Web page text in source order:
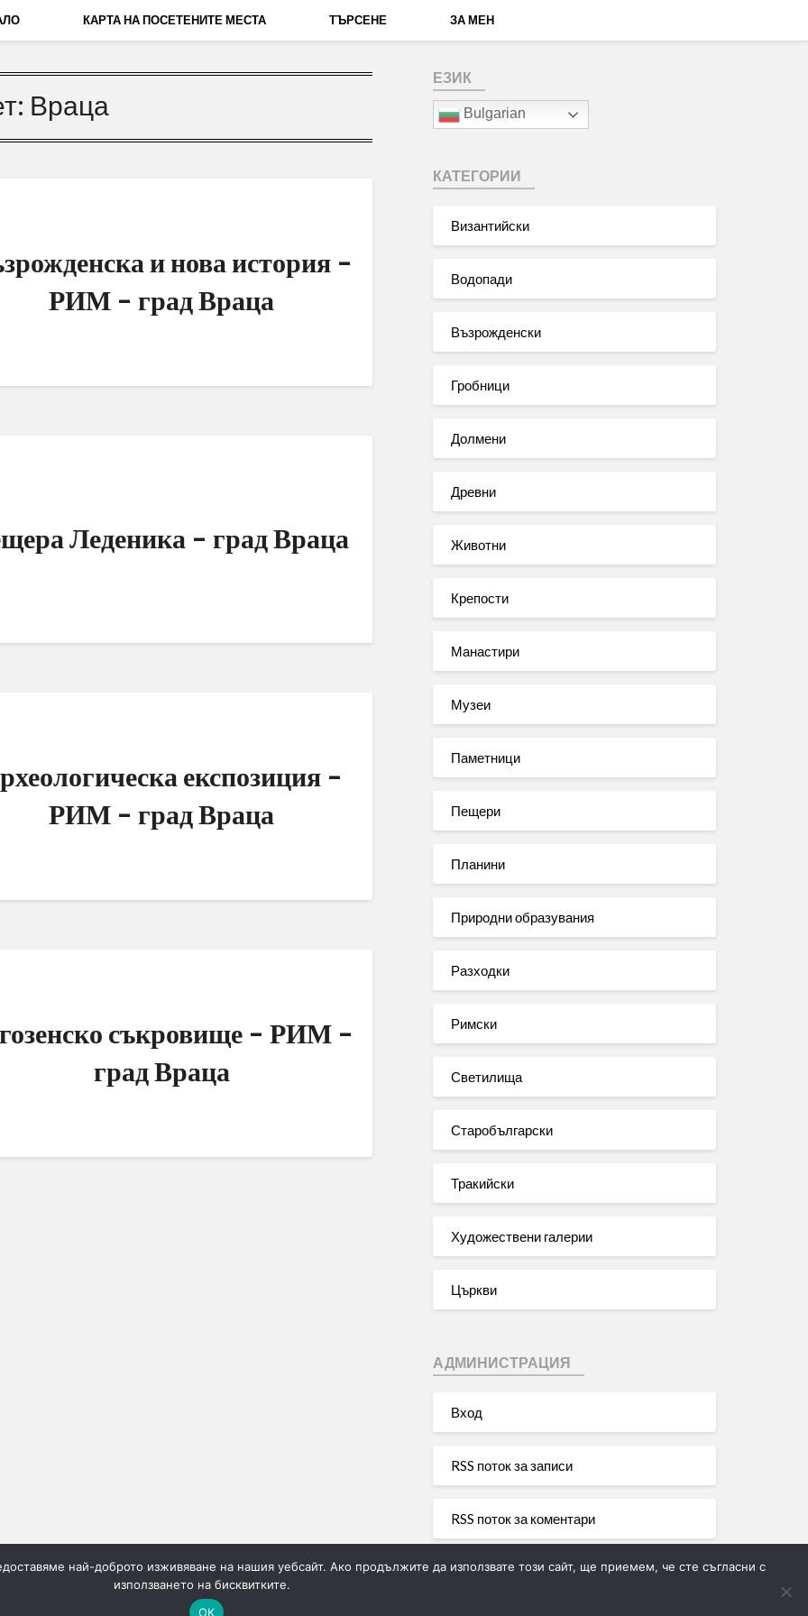
КАРТА НА ПОСЕТЕНИТЕ МЕСТА ТЪРСЕНЕ ЗА МЕН
Враца
и нова история –
РИМ – град Враца
Леденика – град Враца
експозиция –
РИМ – град Враца
съкровище – РИМ –
град Враца
ЕЗИК
Bulgarian
КАТЕГОРИИ
Византийски
Водопади
Възрожденски
Гробници
Долмени
Древни
Животни
Крепости
Манастири
Музеи
Паметници
Пещери
Планини
Природни образувания
Разходки
Римски
Светилища
Старобългарски
Тракийски
Художествени галерии
Църкви
АДМИНИСТРАЦИЯ
Вход
RSS поток за записи
RSS поток за коментари
WordPress България
най-доброто изживяване на нашия уебсайт. Ако продължите да използвате този сайт, ще приемем, че сте съгласни с
използването на бисквитките.
ОК